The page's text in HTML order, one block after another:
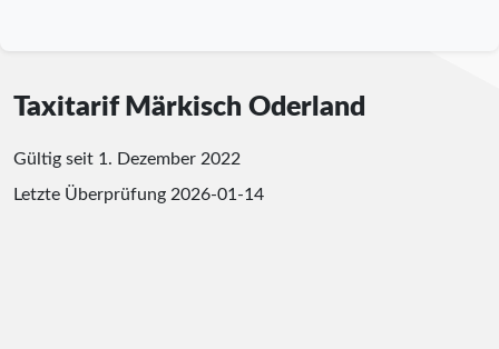
Taxitarif Märkisch Oderland
Gültig seit 1. Dezember 2022
Letzte Überprüfung 2026-01-14